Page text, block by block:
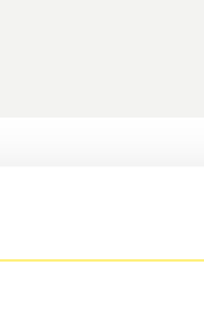
däck du valt
på dina
fälg har samma